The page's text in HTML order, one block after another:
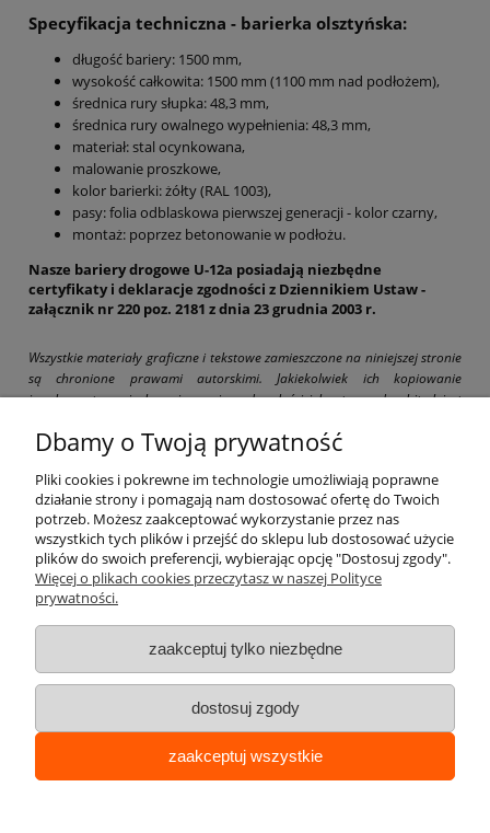
Specyfikacja techniczna - barierka olsztyńska:
długość bariery: 1500 mm,
wysokość całkowita: 1500 mm (1100 mm nad podłożem),
średnica rury słupka:48,3 mm,
średnica rury owalnego wypełnienia:48,3 mm,
materiał: stal ocynkowana,
malowanie proszkowe,
kolor barierki: żółty (RAL 1003),
pasy: folia odblaskowa pierwszej generacji - kolor czarny,
montaż: poprzez betonowanie w podłożu.
Nasze bariery drogowe U-12a posiadają niezbędne
certyfikaty i deklaracje zgodności z Dziennikiem Ustaw -
załącznik nr 220 poz. 2181 z dnia 23 grudnia 2003 r.
Wszystkie materiały graficzne i tekstowe zamieszczone na niniejszej stronie
są chronione prawami autorskimi. Jakiekolwiek ich kopiowanie
i wykorzystywanie bez pisemnej zgody właściciela strony drogbit.pl jest
Opiekunem produktu jest:
Łukasz Kokos
Pomoc
Informacje
Dbamy o Twoją prywatność
Pliki cookies i pokrewne im technologie umożliwiają poprawne
działanie strony i pomagają nam dostosować ofertę do Twoich
potrzeb. Możesz zaakceptować wykorzystanie przez nas
wszystkich tych plików i przejść do sklepu lub dostosować użycie
plików do swoich preferencji, wybierając opcję "Dostosuj zgody".
Więcej o plikach cookies przeczytasz w naszej Polityce
prywatności.
zaakceptuj tylko niezbędne
dostosuj zgody
zaakceptuj wszystkie